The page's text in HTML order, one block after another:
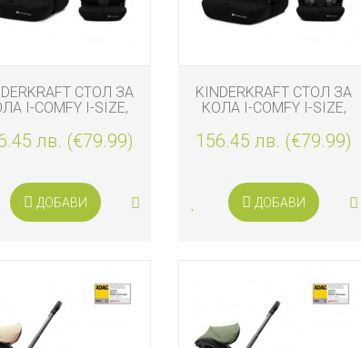
СТОЛ ЗА
I-COMFY I-SIZE,
лв. (€79.99)
ДОБАВИ
KINDERKRAFT СТОЛ ЗА
КОЛА I-COMFY I-SIZE,
156.45 лв. (€79.99)
ДОБАВИ